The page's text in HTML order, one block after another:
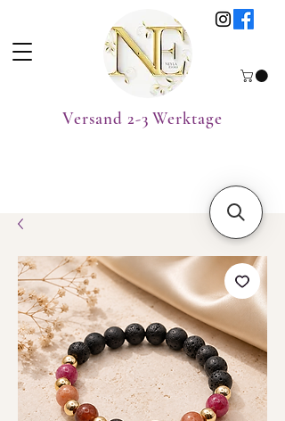
Versand 2-3 Werktage